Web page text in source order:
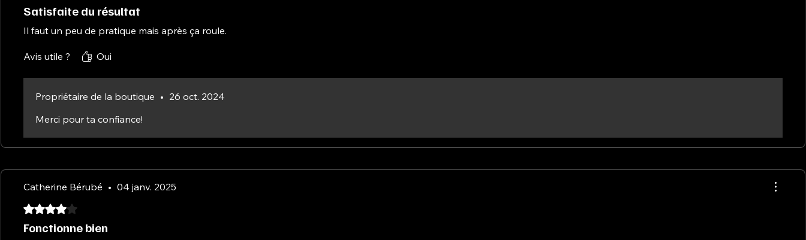
Satisfaite du résultat
Il faut un peu de pratique mais après ça roule.
Avis utile ? Oui
Propriétaire de la boutique • 26 oct. 2024
Merci pour ta confiance!
Catherine Bérubé • 04 janv. 2025
Noté 4 sur 5.
Fonctionne bien